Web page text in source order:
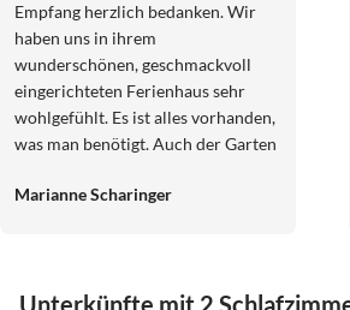
Empfang herzlich bedanken. Wir
haben uns in ihrem
wunderschönen, geschmackvoll
eingerichteten Ferienhaus sehr
wohlgefühlt. Es ist alles vorhanden,
was man benötigt. Auch der Garten
Sitzgelegenheiten zum Verweilen
Marianne Scharinger
Unterkünfte mit 2